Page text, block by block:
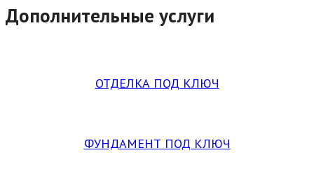
Дополнительные услуги
ОТДЕЛКА ПОД КЛЮЧ
ФУНДАМЕНТ ПОД КЛЮЧ